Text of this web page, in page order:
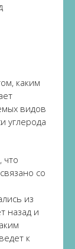
каким
видов
углерода
что
со
из
назад и
к